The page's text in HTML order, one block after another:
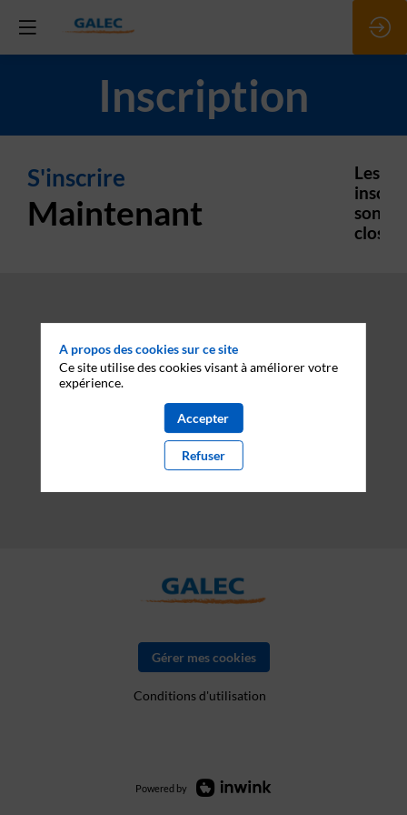
Inscription
S'inscrire
Maintenant
Les
sont
closes.
Gérer mes cookies
Conditions d'utilisation
Powered by
A propos des cookies sur ce site
Ce site utilise des cookies visant à améliorer votre
expérience.
Accepter
Refuser